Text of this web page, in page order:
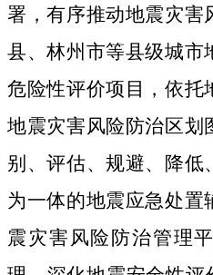
署，有序推动地震灾害
县、林州市等县级城市
危险性评价项目，依托
地震灾害风险防治区划
别、评估、规避、降低
为一体的地震应急处置
震灾害风险防治管理